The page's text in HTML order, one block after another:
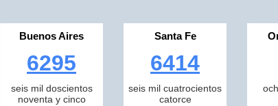
Buenos Aires
6295
seis mil doscientos
noventa y cinco
Santa Fe
6414
seis mil cuatrocientos
catorce